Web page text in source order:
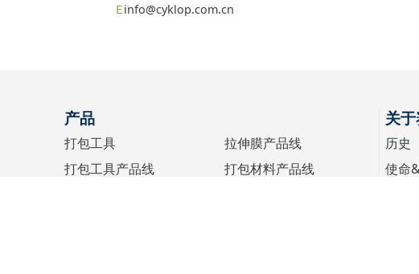
info@cyklop.com.cn
产品
打包工具
打包工具产品线
拉伸膜产品线
打包材料产品线
关
历史
使命